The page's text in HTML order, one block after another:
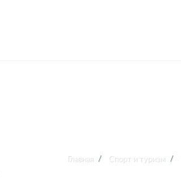
Главная Спорт и туризм